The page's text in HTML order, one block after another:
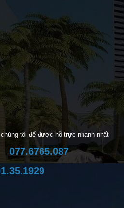
tôi để được hỗ trực nhanh nhất
077.6765.087